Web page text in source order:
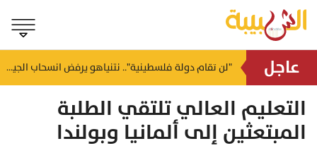
عاجل ضرب شنغهاي وتشجيانغ.. سفارة عُمان تدعو لتوخي الحيطة إثر إعصار مداري بالصين منذ ١٦ ساعة "لن تقام دولة فلسطينية".. نتنياهو يرفض انسحاب الجيش من غزة ويشترط تجريد السلاح
التعليم العالي تلتقي الطلبة
المبتعثين إلى ألمانيا وبولندا